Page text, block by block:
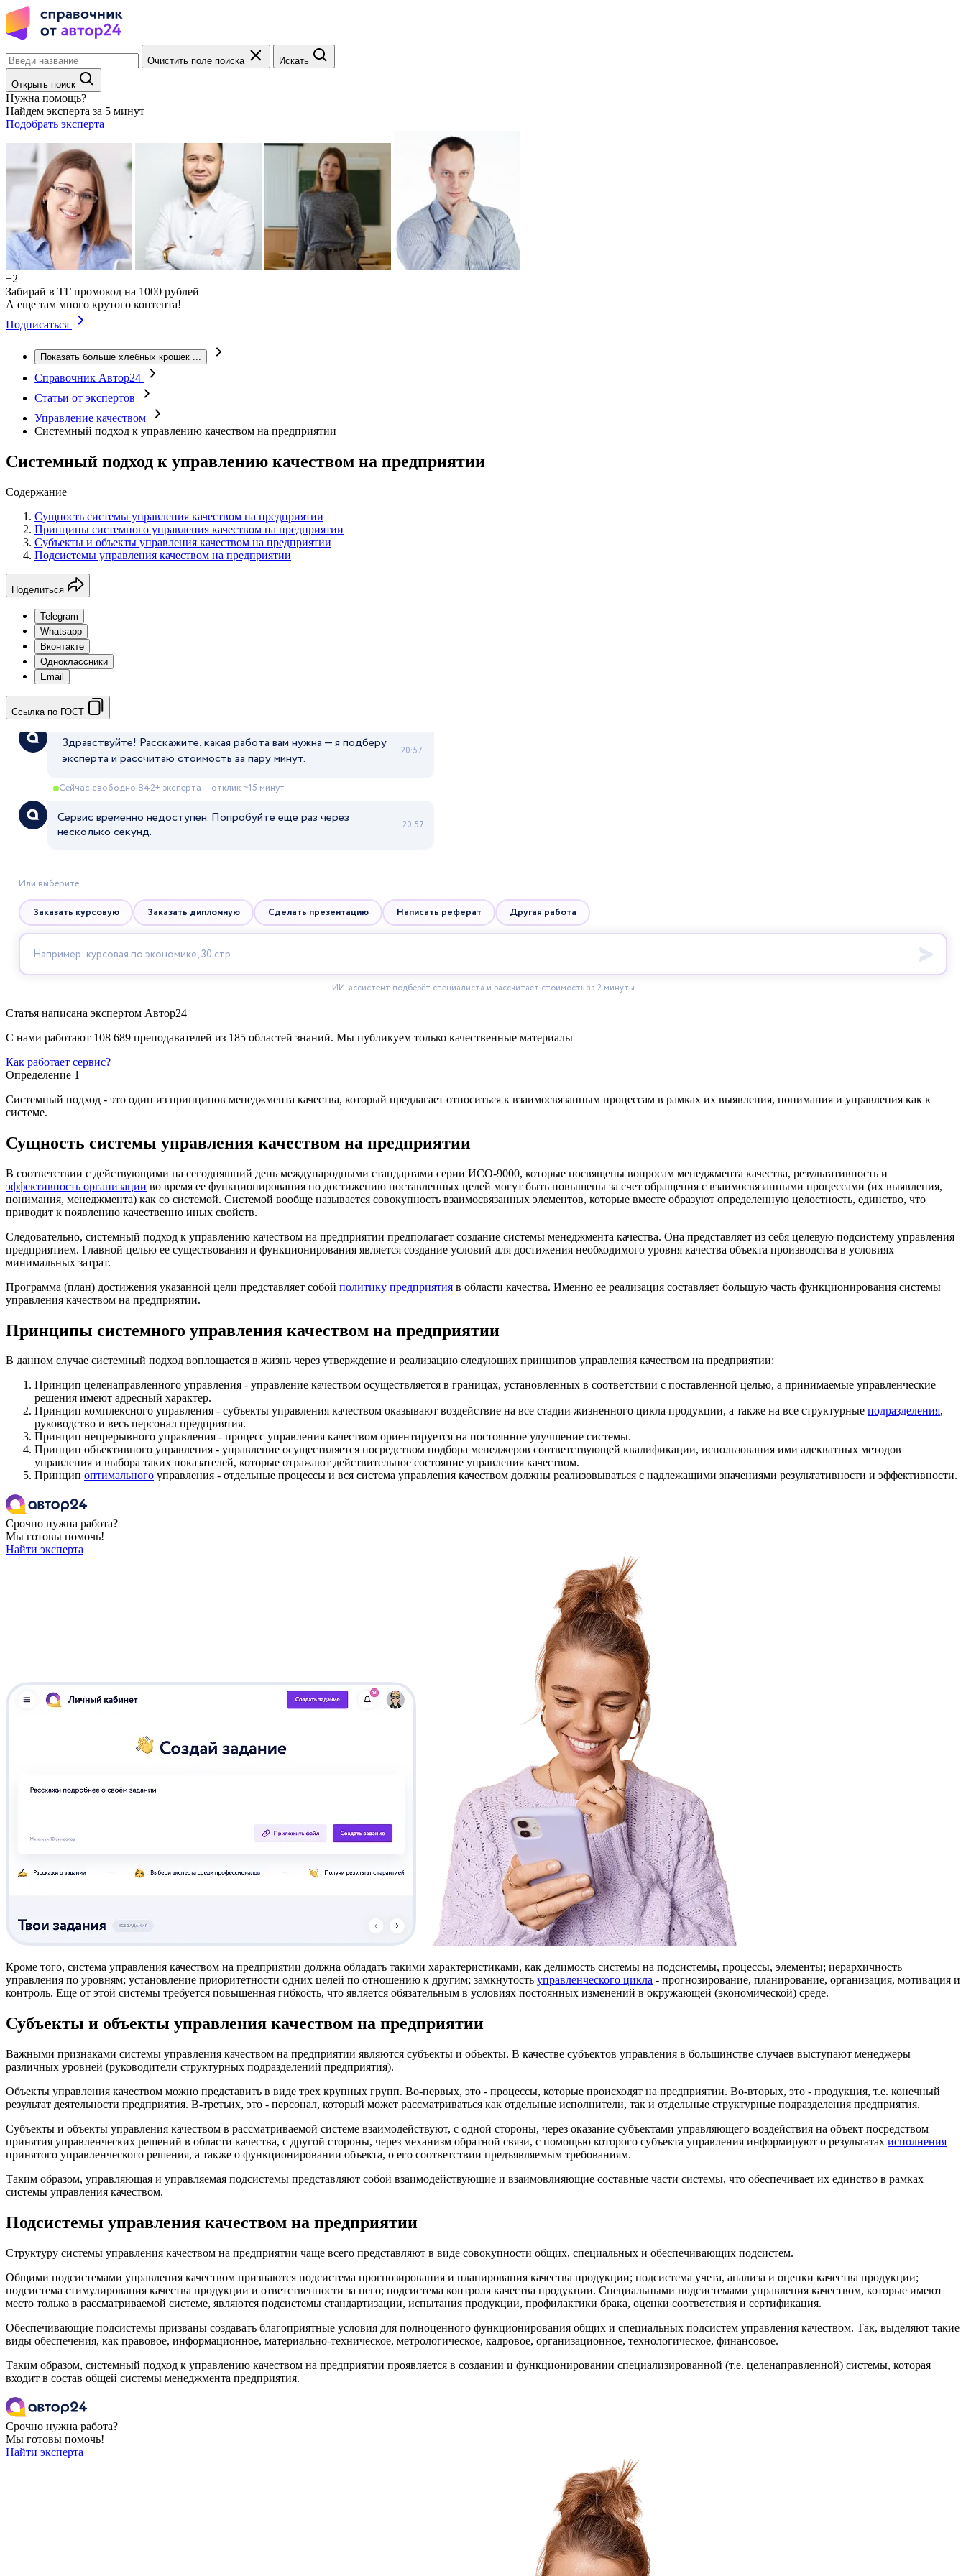
Очистить поле поиска Искать
Открыть поиск
Нужна помощь?
Найдем эксперта за 5 минут
Подобрать эксперта
+2
Забирай в ТГ промокод на 1000 рублей
А еще там много крутого контента!
Подписаться
Показать больше хлебных крошек ...
Справочник Автор24
Статьи от экспертов
Управление качеством
Системный подход к управлению качеством на предприятии
Системный подход к управлению качеством на предприятии
Содержание
Сущность системы управления качеством на предприятии
Принципы системного управления качеством на предприятии
Субъекты и объекты управления качеством на предприятии
Подсистемы управления качеством на предприятии
Поделиться
Telegram
Whatsapp
Вконтакте
Одноклассники
Email
Ссылка по ГОСТ
Статья написана экспертом Автор24
С нами работают 108 689 преподавателей из 185 областей знаний. Мы публикуем только качественные материалы
Как работает сервис?
Определение 1
Системный подход - это один из принципов менеджмента качества, который предлагает относиться к взаимосвязанным процессам в рамках их выявления, понимания и управления как к
системе.
Сущность системы управления качеством на предприятии
В соответствии с действующими на сегодняшний день международными стандартами серии ИСО-9000, которые посвящены вопросам менеджмента качества, результативность и
эффективность организации во время ее функционирования по достижению поставленных целей могут быть повышены за счет обращения с взаимосвязанными процессами (их выявления,
понимания, менеджмента) как со системой. Системой вообще называется совокупность взаимосвязанных элементов, которые вместе образуют определенную целостность, единство, что
приводит к появлению качественно иных свойств.
Следовательно, системный подход к управлению качеством на предприятии предполагает создание системы менеджмента качества. Она представляет из себя целевую подсистему управления
предприятием. Главной целью ее существования и функционирования является создание условий для достижения необходимого уровня качества объекта производства в условиях
минимальных затрат.
Программа (план) достижения указанной цели представляет собой политику предприятия в области качества. Именно ее реализация составляет большую часть функционирования системы
управления качеством на предприятии.
Принципы системного управления качеством на предприятии
В данном случае системный подход воплощается в жизнь через утверждение и реализацию следующих принципов управления качеством на предприятии:
Принцип целенаправленного управления - управление качеством осуществляется в границах, установленных в соответствии с поставленной целью, а принимаемые управленческие
решения имеют адресный характер.
Принцип комплексного управления - субъекты управления качеством оказывают воздействие на все стадии жизненного цикла продукции, а также на все структурные подразделения,
руководство и весь персонал предприятия.
Принцип непрерывного управления - процесс управления качеством ориентируется на постоянное улучшение системы.
Принцип объективного управления - управление осуществляется посредством подбора менеджеров соответствующей квалификации, использования ими адекватных методов
управления и выбора таких показателей, которые отражают действительное состояние управления качеством.
Принцип оптимального управления - отдельные процессы и вся система управления качеством должны реализовываться с надлежащими значениями результативности и эффективности.
Срочно нужна работа?
Мы готовы помочь!
Найти эксперта
Кроме того, система управления качеством на предприятии должна обладать такими характеристиками, как делимость системы на подсистемы, процессы, элементы; иерархичность
управления по уровням; установление приоритетности одних целей по отношению к другим; замкнутость управленческого цикла - прогнозирование, планирование, организация, мотивация и
контроль. Еще от этой системы требуется повышенная гибкость, что является обязательным в условиях постоянных изменений в окружающей (экономической) среде.
Субъекты и объекты управления качеством на предприятии
Важными признаками системы управления качеством на предприятии являются субъекты и объекты. В качестве субъектов управления в большинстве случаев выступают менеджеры
различных уровней (руководители структурных подразделений предприятия).
Объекты управления качеством можно представить в виде трех крупных групп. Во-первых, это - процессы, которые происходят на предприятии. Во-вторых, это - продукция, т.е. конечный
результат деятельности предприятия. В-третьих, это - персонал, который может рассматриваться как отдельные исполнители, так и отдельные структурные подразделения предприятия.
Субъекты и объекты управления качеством в рассматриваемой системе взаимодействуют, с одной стороны, через оказание субъектами управляющего воздействия на объект посредством
принятия управленческих решений в области качества, с другой стороны, через механизм обратной связи, с помощью которого субъекта управления информируют о результатах исполнения
принятого управленческого решения, а также о функционировании объекта, о его соответствии предъявляемым требованиям.
Таким образом, управляющая и управляемая подсистемы представляют собой взаимодействующие и взаимовлияющие составные части системы, что обеспечивает их единство в рамках
системы управления качеством.
Подсистемы управления качеством на предприятии
Структуру системы управления качеством на предприятии чаще всего представляют в виде совокупности общих, специальных и обеспечивающих подсистем.
Общими подсистемами управления качеством признаются подсистема прогнозирования и планирования качества продукции; подсистема учета, анализа и оценки качества продукции;
подсистема стимулирования качества продукции и ответственности за него; подсистема контроля качества продукции. Специальными подсистемами управления качеством, которые имеют
место только в рассматриваемой системе, являются подсистемы стандартизации, испытания продукции, профилактики брака, оценки соответствия и сертификация.
Обеспечивающие подсистемы призваны создавать благоприятные условия для полноценного функционирования общих и специальных подсистем управления качеством. Так, выделяют такие
виды обеспечения, как правовое, информационное, материально-техническое, метрологическое, кадровое, организационное, технологическое, финансовое.
Таким образом, системный подход к управлению качеством на предприятии проявляется в создании и функционировании специализированной (т.е. целенаправленной) системы, которая
входит в состав общей системы менеджмента предприятия.
Срочно нужна работа?
Мы готовы помочь!
Найти эксперта